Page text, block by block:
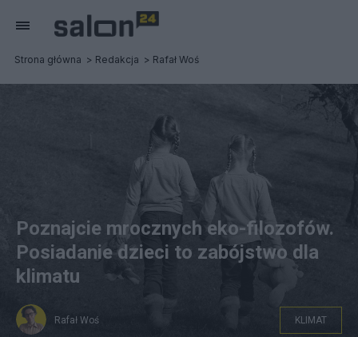
Strona główna Redakcja Rafał Woś
Poznajcie mrocznych eko-filozofów.
Posiadanie dzieci to zabójstwo dla
klimatu
Rafał Woś KLIMAT